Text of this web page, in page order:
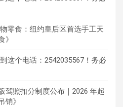
零食：纽约皇后区首选手工天
》
这个电话：2542035567！务必
驾照扣分制度公布｜2026 年起
销》